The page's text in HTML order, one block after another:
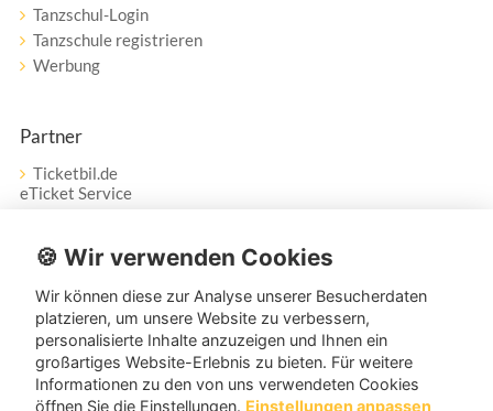
Tanzschul-Login
Tanzschule registrieren
Werbung
Partner
Ticketbil.de
eTicket Service
Vertrag widerrufen
Service
Unser Tanzpartner-Service hilft Ihnen bei Fragen und
Anregungen gerne weiter!
🍪 Wir verwenden Cookies
Wir können diese zur Analyse unserer Besucherdaten
platzieren, um unsere Website zu verbessern,
personalisierte Inhalte anzuzeigen und Ihnen ein
großartiges Website-Erlebnis zu bieten. Für weitere
Informationen zu den von uns verwendeten Cookies
öffnen Sie die Einstellungen. Einstellungen anpassen